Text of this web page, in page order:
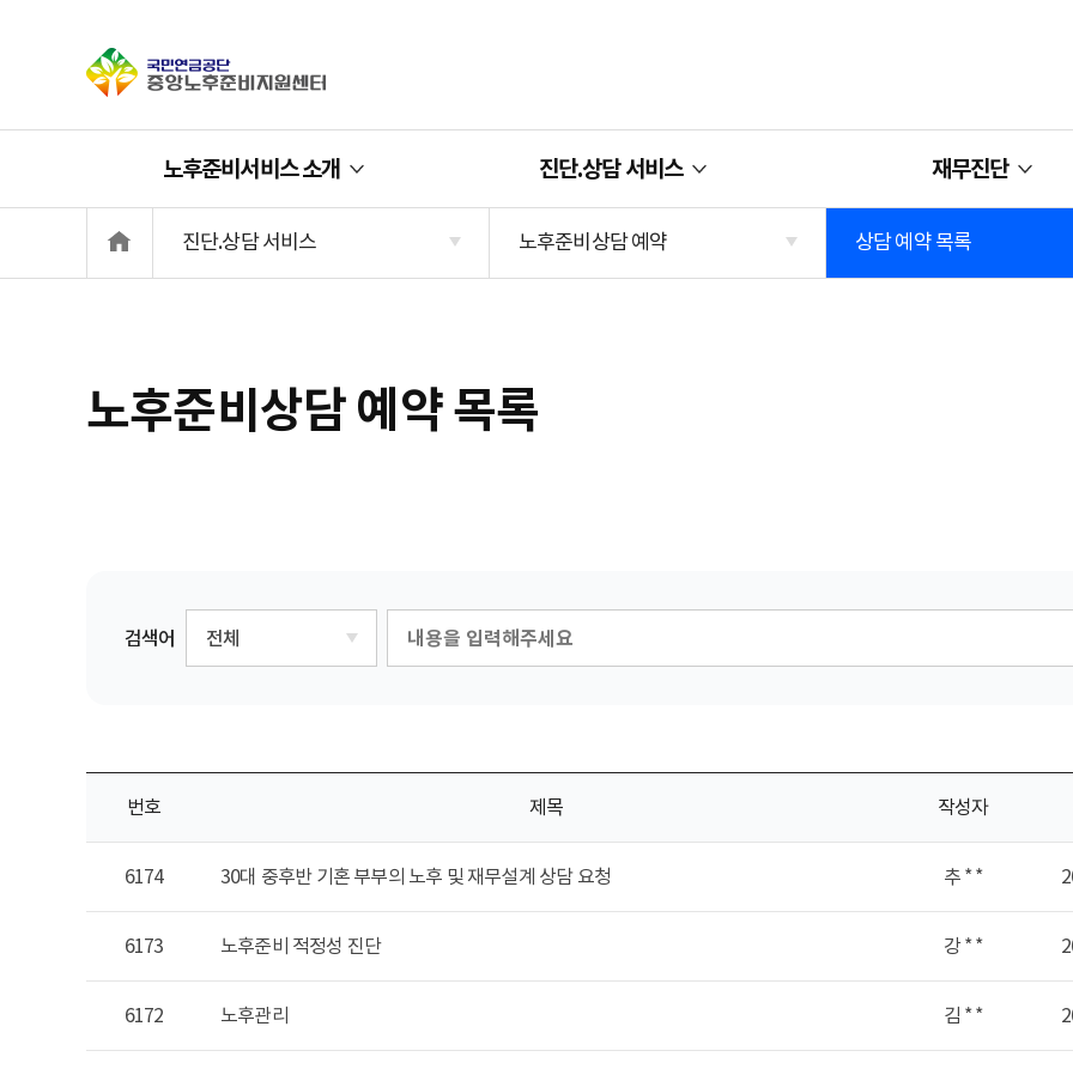
노후준비서비스 소개 진단.상담 서비스 재무진단
진단.상담 서비스 노후준비상담 예약 상담 예약 목록
노후준비상담 예약 목록
검색어
번호 제목 작성자
6174 30대 중후반 기혼 부부의 노후 및 재무설계 상담 요청 추 * *
6173 노후준비 적정성 진단 강 * *
6172 노후관리 김 * *